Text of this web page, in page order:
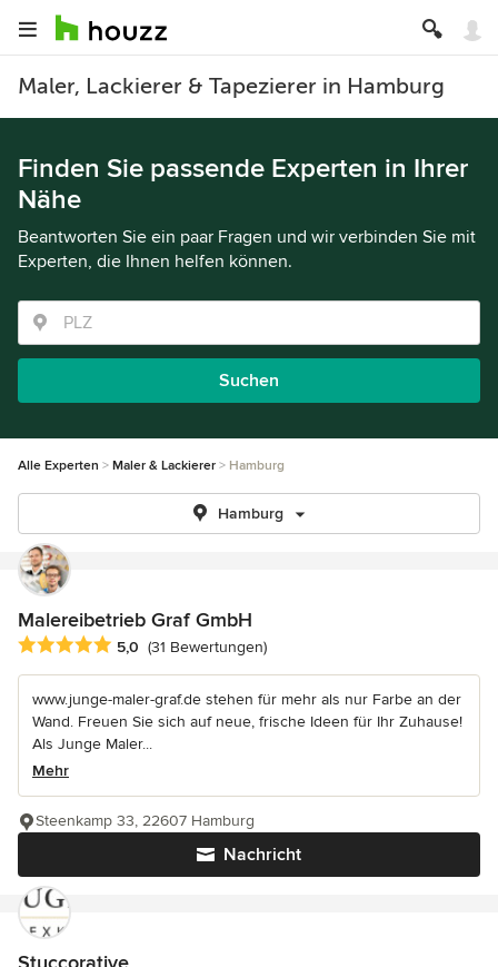
Maler, Lackierer & Tapezierer in Hamburg
Finden Sie passende Experten in Ihrer
Nähe
Beantworten Sie ein paar Fragen und wir verbinden Sie mit
Experten, die Ihnen helfen können.
Suchen
Alle Experten Maler & Lackierer Hamburg
Hamburg
Malereibetrieb Graf GmbH
Durchschnittliche Bewertung: 5 von 5 Sternen
5,0 (31 Bewertungen)
www.junge-maler-graf.de stehen für mehr als nur Farbe an der
Wand. Freuen Sie sich auf neue, frische Ideen für Ihr Zuhause!
Als Junge Maler...
Mehr
Nachricht
Steenkamp 33, 22607 Hamburg